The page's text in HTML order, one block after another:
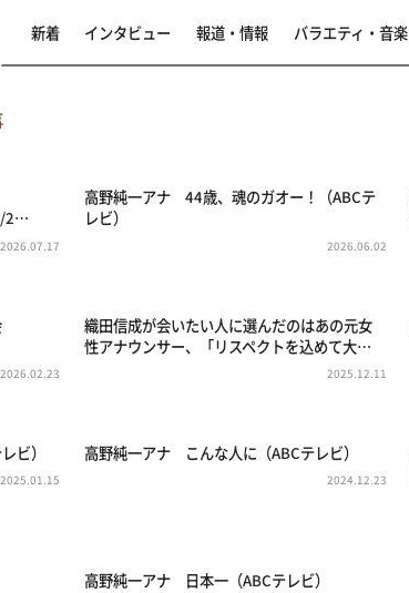
新着 インタビュー 報道・情報 バラエティ・音楽
2…
2026.07.17
高野純一アナ 44歳、魂のガオー！（ABCテ
レビ）
2026.06.02
2026.02.23
織田信成が会いたい人に選んだのはあの元女
性アナウンサー、「リスペクトを込めて大…
2025.12.11
ビ）
2025.01.15
高野純一アナ こんな人に（ABCテレビ）
2024.12.23
高野純一アナ 日本一（ABCテレビ）